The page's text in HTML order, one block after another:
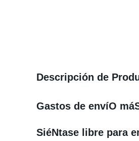
Descripción de
Gastos de envíO
SiéNtase libre para